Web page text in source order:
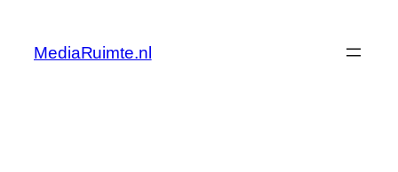
content
MediaRuimte.nl